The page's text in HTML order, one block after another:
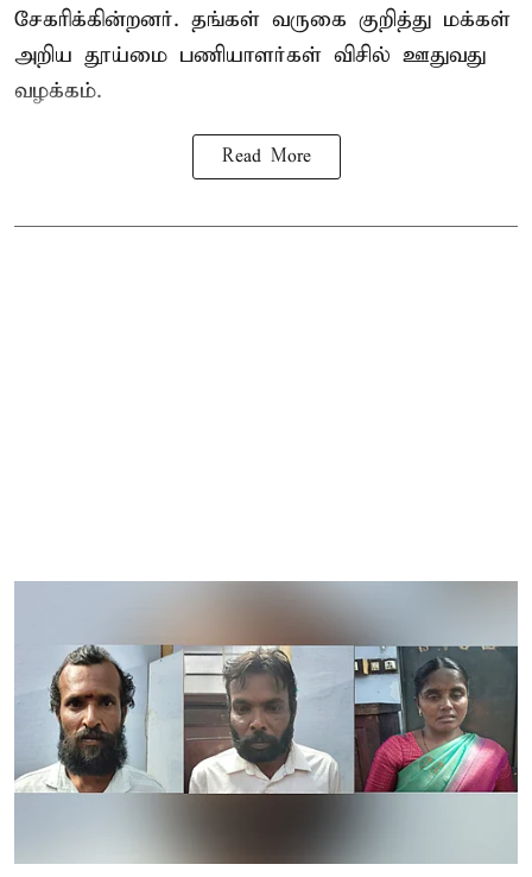
சேகரிக்கின்றனர். தங்கள் வருகை குறித்து மக்கள்
அறிய தூய்மை பணியாளர்கள் விசில் ஊதுவது
வழக்கம்.
Read More